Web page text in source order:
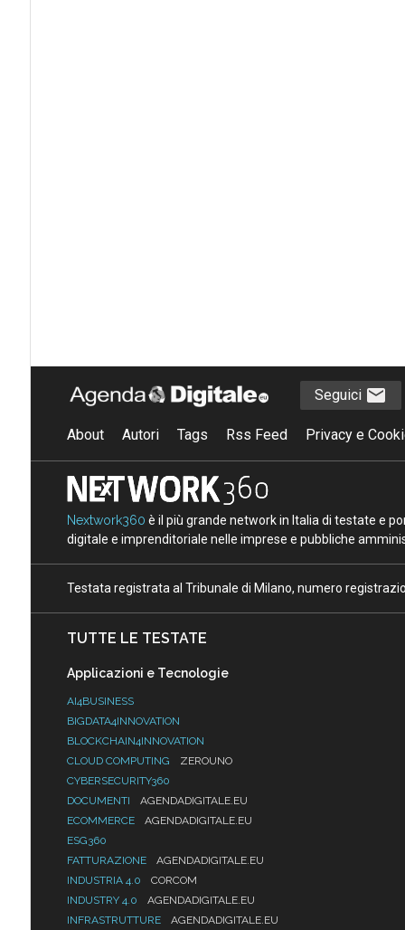
Seguici
About Autori Tags Rss Feed Privacy e
Nextwork360 è il più grande network in Italia di testate e
digitale e imprenditoriale nelle imprese e pubbliche
Testata registrata al Tribunale di Milano, numero
TUTTE LE TESTATE
Applicazioni e Tecnologie
AI4BUSINESS
BIGDATA4INNOVATION
BLOCKCHAIN4INNOVATION
CLOUD COMPUTING
ZEROUNO
CYBERSECURITY360
DOCUMENTI
AGENDADIGITALE.EU
ECOMMERCE
AGENDADIGITALE.EU
ESG360
FATTURAZIONE
AGENDADIGITALE.EU
INDUSTRIA 4.0
CORCOM
INDUSTRY 4.0
AGENDADIGITALE.EU
INFRASTRUTTURE
AGENDADIGITALE.EU